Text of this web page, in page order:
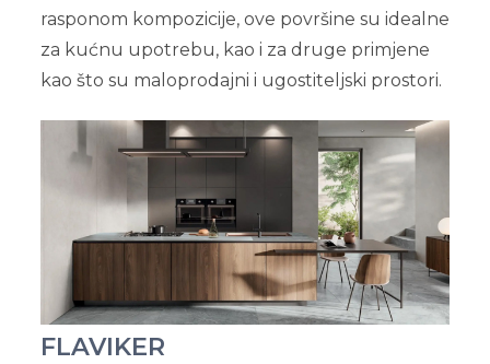
rasponom kompozicije, ove površine su idealne
za kućnu upotrebu, kao i za druge primjene
kao što su maloprodajni i ugostiteljski prostori.
FLAVIKER